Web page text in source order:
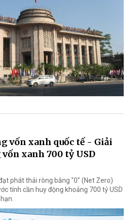
vốn xanh quốc tế - Giải
xanh 700 tỷ USD
phát thải ròng bằng "0" (Net Zero)
tính cần huy động khoảng 700 tỷ USD